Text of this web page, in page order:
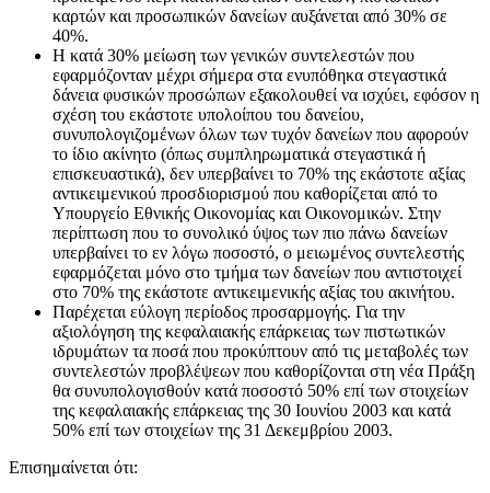
καρτών και προσωπικών δανείων αυξάνεται από 30% σε
40%.
Η κατά 30% μείωση των γενικών συντελεστών που
εφαρμόζονταν μέχρι σήμερα στα ενυπόθηκα στεγαστικά
δάνεια φυσικών προσώπων εξακολουθεί να ισχύει, εφόσον η
σχέση του εκάστοτε υπολοίπου του δανείου,
συνυπολογιζομένων όλων των τυχόν δανείων που αφορούν
το ίδιο ακίνητο (όπως συμπληρωματικά στεγαστικά ή
επισκευαστικά), δεν υπερβαίνει το 70% της εκάστοτε αξίας
αντικειμενικού προσδιορισμού που καθορίζεται από το
Υπουργείο Εθνικής Οικονομίας και Οικονομικών. Στην
περίπτωση που το συνολικό ύψος των πιο πάνω δανείων
υπερβαίνει το εν λόγω ποσοστό, ο μειωμένος συντελεστής
εφαρμόζεται μόνο στο τμήμα των δανείων που αντιστοιχεί
στο 70% της εκάστοτε αντικειμενικής αξίας του ακινήτου.
Παρέχεται εύλογη περίοδος προσαρμογής. Για την
αξιολόγηση της κεφαλαιακής επάρκειας των πιστωτικών
ιδρυμάτων τα ποσά που προκύπτουν από τις μεταβολές των
συντελεστών προβλέψεων που καθορίζονται στη νέα Πράξη
θα συνυπολογισθούν κατά ποσοστό 50% επί των στοιχείων
της κεφαλαιακής επάρκειας της 30 Ιουνίου 2003 και κατά
50% επί των στοιχείων της 31 Δεκεμβρίου 2003.
Επισημαίνεται ότι: